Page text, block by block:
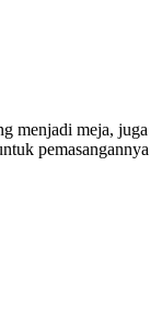
menjadi meja, juga
pemasangannya